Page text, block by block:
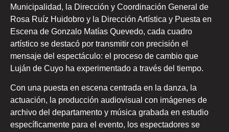
Municipalidad, la Dirección y Coordinación General de
Rosa Ruíz Huidobro y la Dirección Artística y Puesta en
Escena de Gonzalo Matías Quevedo, cada cuadro
artístico se destacó por transmitir con precisión el
mensaje del espectáculo: el proceso de cambio que
Luján de Cuyo ha experimentado a través del tiempo.
Con una puesta en escena centrada en la danza, la
actuación, la producción audiovisual con imágenes de
archivo del departamento y música grabada en estudio
específicamente para el evento, los espectadores se